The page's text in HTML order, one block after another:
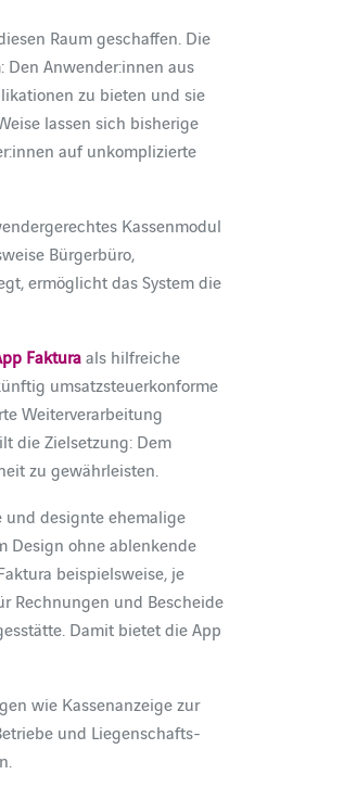
Raum geschaffen. Die
Anwender:innen aus
zu bieten und sie
lassen sich bisherige
auf unkomplizierte
Kassenmodul
Bürgerbüro,
ermöglicht das System die
Fakturaals hilfreiche
umsatzsteuerkonforme
Weiterverarbeitung
die Zielsetzung: Dem
zu gewährleisten.
designte ehemalige
Design ohne ablenkende
beispielsweise, je
Rechnungen und Bescheide
Damit bietet die App
wie Kassenanzeige zur
und Liegenschafts-